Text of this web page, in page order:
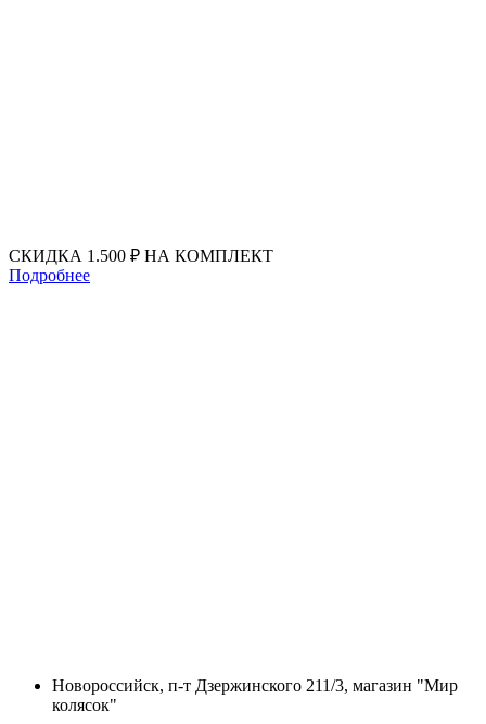
СКИДКА 1.500 ₽ НА КОМПЛЕКТ
Подробнее
Новороссийск, п-т Дзержинского 211/3, магазин "Мир
колясок"